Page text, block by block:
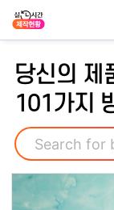
당신의 제
101가지